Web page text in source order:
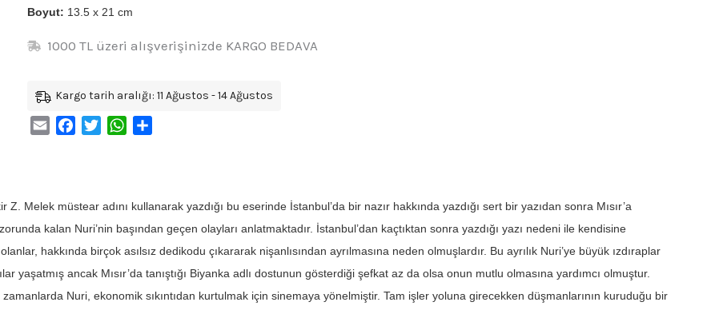
Boyut: 13.5 x 21 cm
1000 TL üzeri alışverişinizde KARGO BEDAVA
Kargo tarih aralığı: 11 Ağustos - 14 Ağustos
Email FacebookTwitterWhatsApp
Z. Melek müstear adını kullanarak yazdığı bu eserinde İstanbul’da bir nazır hakkında yazdığı sert bir yazıdan sonra Mısır’a
kalan Nuri’nin başından geçen olayları anlatmaktadır. İstanbul’dan kaçtıktan sonra yazdığı yazı nedeni ile kendisine
hakkında birçok asılsız dedikodu çıkararak nişanlısından ayrılmasına neden olmuşlardır. Bu ayrılık Nuri’ye büyük ızdıraplar
yaşatmış ancak Mısır’da tanıştığı Biyanka adlı dostunun gösterdiği şefkat az da olsa onun mutlu olmasına yardımcı olmuştur.
Nuri, ekonomik sıkıntıdan kurtulmak için sinemaya yönelmiştir. Tam işler yoluna girecekken düşmanlarının kuruduğu bir